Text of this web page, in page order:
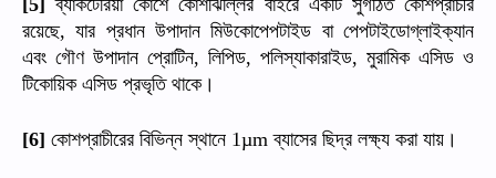
[5]
রয়েছে,যার প্রধান উপাদান মিউকোপেপটাইড বা পেপটাইডোগ্লাইক্যান
এবং গৌণ উপাদান প্রোটিন, লিপিড, পলিস্যাকারাইড, মুরামিক এসিড ও
টিকোয়িক এসিড প্রভৃতি থাকে।
[6] কোশপ্রাচীরের বিভিন্ন স্থানে 1µmব্যাসের ছিদ্র লক্ষ্য করা যায়।